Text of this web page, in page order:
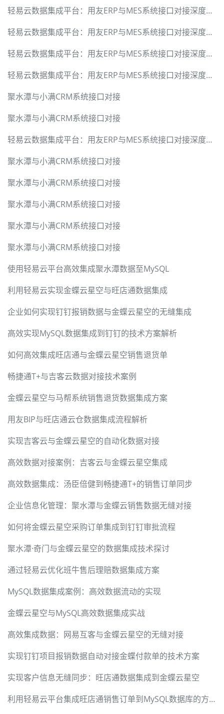
轻易云数据集成平台：用友ERP与MES系统接口对接深度解决方案
轻易云数据集成平台：用友ERP与MES系统接口对接深度解决方案
轻易云数据集成平台：用友ERP与MES系统接口对接深度解决方案
轻易云数据集成平台：用友ERP与MES系统接口对接深度解决方案
聚水潭与小满CRM系统接口对接
聚水潭与小满CRM系统接口对接
轻易云数据集成平台：用友ERP与MES系统接口对接深度解决方案
聚水潭与小满CRM系统接口对接
聚水潭与小满CRM系统接口对接
聚水潭与小满CRM系统接口对接
聚水潭与小满CRM系统接口对接
聚水潭与小满CRM系统接口对接
使用轻易云平台高效集成聚水潭数据至MySQL
利用轻易云实现金蝶云星空与旺店通数据集成
企业如何实现钉钉报销数据与金蝶云星空的无缝集成
高效实现MySQL数据集成到钉钉的技术方案解析
如何高效集成旺店通与金蝶云星空销售退货单
畅捷通T+与吉客云数据对接技术案例
金蝶云星空与马帮系统销售退货数据集成方案
用友BIP与旺店通云仓数据集成流程解析
实现吉客云与金蝶云星空的自动化数据对接
高效数据对接案例：吉客云与金蝶云星空集成
高效数据集成：汤臣倍健到畅捷通T+的销售订单同步
企业信息化管理：聚水潭与金蝶云销售数据无缝对接
如何将金蝶云星空采购订单集成到钉钉审批流程
聚水潭·奇门与金蝶云星空的数据集成技术探讨
通过轻易云优化班牛售后理赔数据集成方案
MySQL数据集成案例：高效数据流动的实现
金蝶云星空与MySQL高效数据集成实战
高效集成数据：网易互客与金蝶云星空的无缝对接
实现钉钉项目报销数据自动对接金蝶付款单的技术方案
实现客户信息无缝同步：旺店通数据集成到金蝶云星空
利用轻易云平台集成旺店通销售订单到MySQL数据库的方案